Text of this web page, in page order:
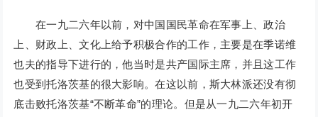
在一九二六年以前，对中国国民革命在军事上、政治
上、财政上、文化上给予积极合作的工作，主要是在季诺维
也夫的指导下进行的，他当时是共产国际主席，并且这工作
也受到托洛茨基的很大影响。在这以前，斯大林派还没有彻
底击败托洛茨基“不断革命”的理论。但是从一九二六年初开